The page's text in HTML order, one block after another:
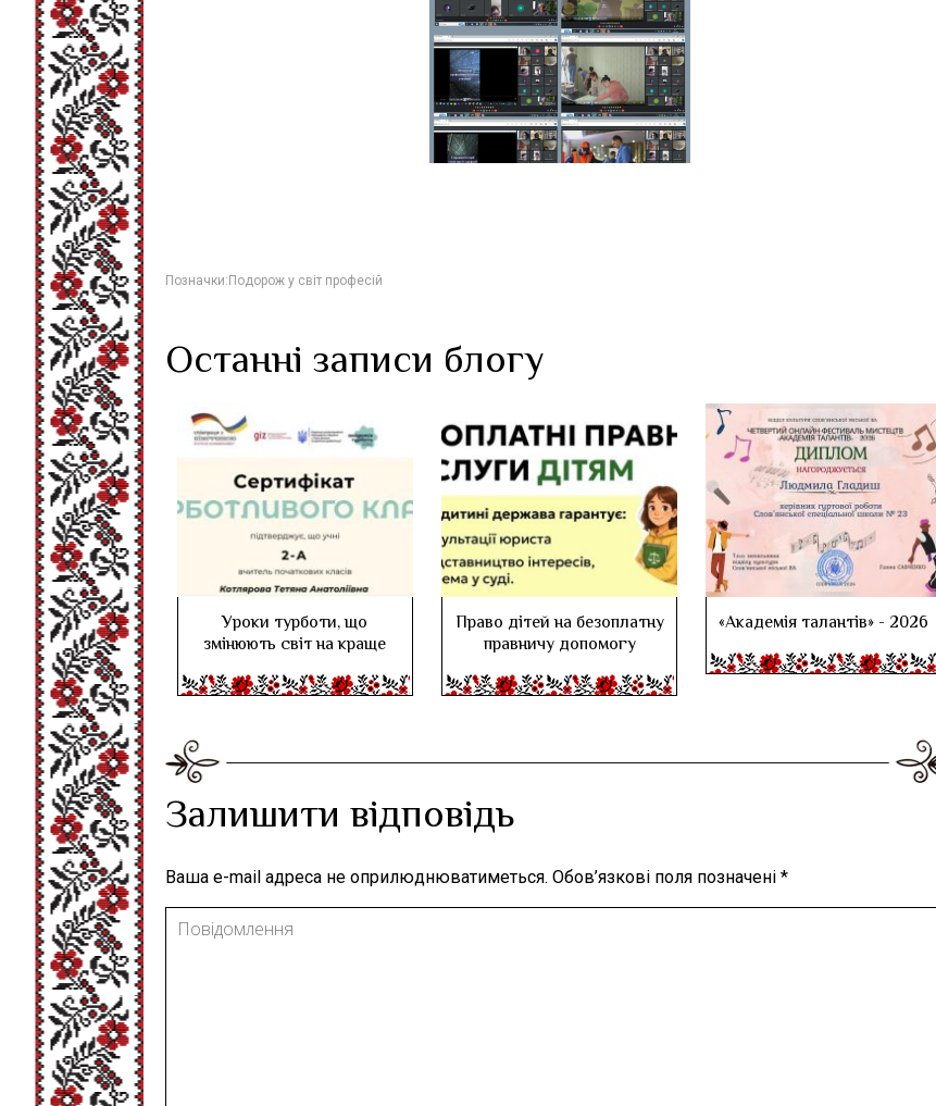
Позначки: Подорож у світ професій
Останні записи блогу
Уроки турботи, що
змінюють світ на краще
Право дітей на безоплатну
правничу допомогу
«Академія талантів» - 2026
Залишити відповідь
Ваша e-mail адреса не оприлюднюватиметься. Обов’язкові поля позначені *